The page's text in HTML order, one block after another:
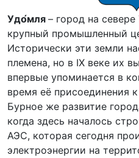
Удо́мля – город на
крупный промышленный
Исторически эти земли
племена, но в IX веке их
впервые упоминается в
время её присоединения
Бурное же развитие
когда здесь началось
АЭС, которая сегодня
электроэнергии на